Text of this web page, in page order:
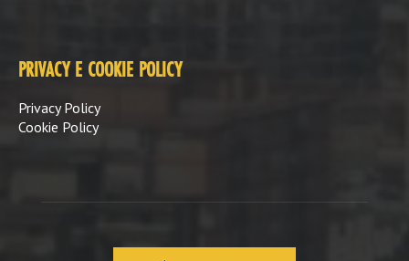
PRIVACY E COOKIE POLICY
Privacy Policy
Cookie Policy